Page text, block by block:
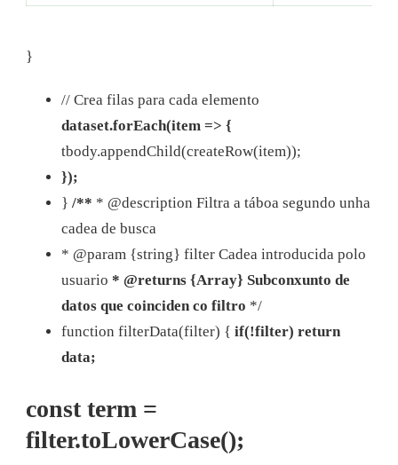
}
// Crea filas para cada elemento
dataset.forEach(item => {
tbody.appendChild(createRow(item));
});
} /** * @description Filtra a táboa segundo unha
cadea de busca
* @param {string} filter Cadea introducida polo
usuario * @returns {Array} Subconxunto de
datos que coinciden co filtro */
function filterData(filter) { if(!filter) return
data;
const term =
filter.toLowerCase();